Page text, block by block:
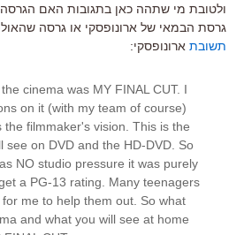
ולטובת מי שתהה כאן בתגובות האם הגרסה
גרסת הבמאי של ארונופסקי או גרסה
תשובת ארונופסקי:
cinema was MY FINAL CUT. I
on it (with my team of course)
the filmmaker's vision. This is the
see on DVD and the HD-DVD. So
NO studio pressure it was purely
a PG-13 rating. Many teenagers
me to help them out. So what
and what you will see at home